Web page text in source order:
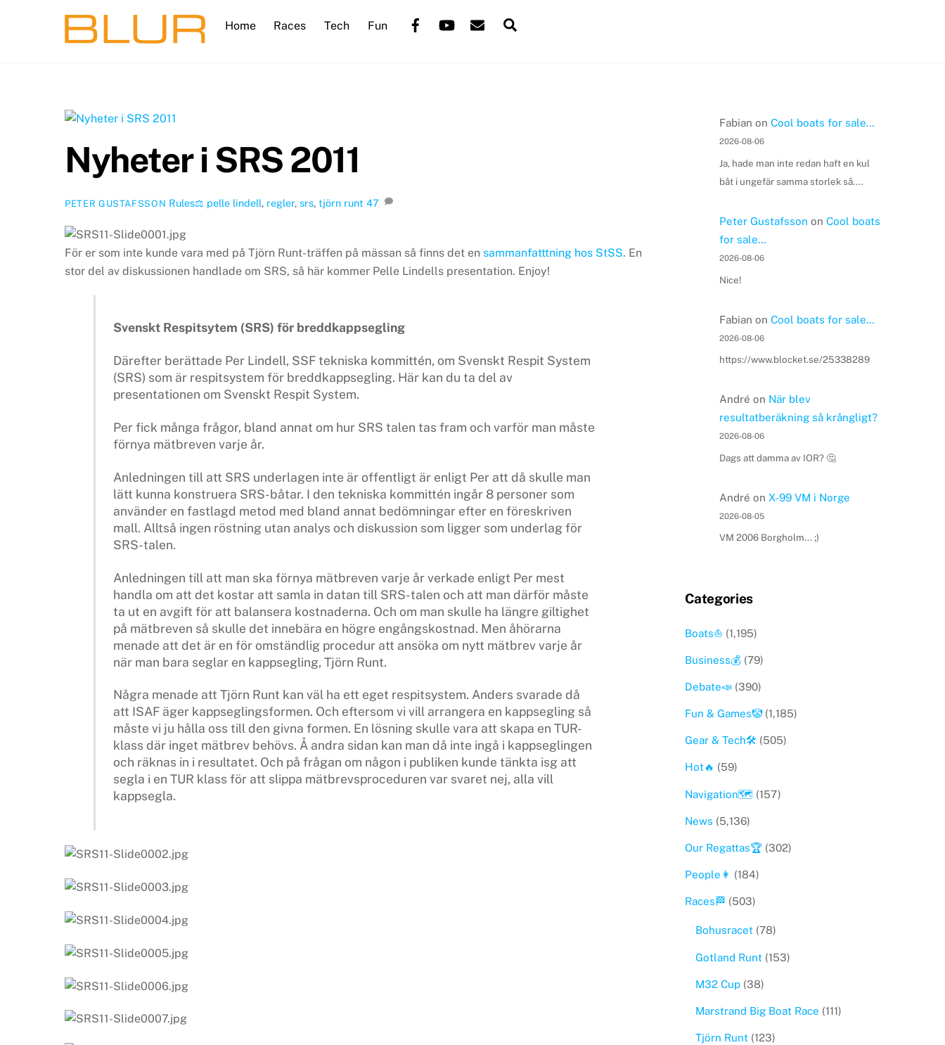
FacebookYouTubeMail
Home Races Tech Fun
Nyheter i SRS 2011
PETER GUSTAFSSON Rules⚖️ pelle lindell, regler,srs,tjörn runt 47
För er som inte kunde vara med på Tjörn Runt-träffen på mässan så finns det en sammanfatttning hos StSS. En
stor del av diskussionen handlade om SRS, så här kommer Pelle Lindells presentation. Enjoy!
Svenskt Respitsytem (SRS) för breddkappsegling
Därefter berättade Per Lindell, SSF tekniska kommittén, om Svenskt Respit System
(SRS) som är respitsystem för breddkappsegling. Här kan du ta del av
presentationen om Svenskt Respit System.
Per fick många frågor, bland annat om hur SRS talen tas fram och varför man måste
förnya mätbreven varje år.
Anledningen till att SRS underlagen inte är offentligt är enligt Per att då skulle man
lätt kunna konstruera SRS-båtar. I den tekniska kommittén ingår 8 personer som
använder en fastlagd metod med bland annat bedömningar efter en föreskriven
mall. Alltså ingen röstning utan analys och diskussion som ligger som underlag för
SRS-talen.
Anledningen till att man ska förnya mätbreven varje år verkade enligt Per mest
handla om att det kostar att samla in datan till SRS-talen och att man därför måste
ta ut en avgift för att balansera kostnaderna. Och om man skulle ha längre giltighet
på mätbreven så skulle det innebära en högre engångskostnad. Men åhörarna
menade att det är en för omständlig procedur att ansöka om nytt mätbrev varje år
när man bara seglar en kappsegling, Tjörn Runt.
Några menade att Tjörn Runt kan väl ha ett eget respitsystem. Anders svarade då
att ISAF äger kappseglingsformen. Och eftersom vi vill arrangera en kappsegling så
måste vi ju hålla oss till den givna formen. En lösning skulle vara att skapa en TUR-
klass där inget mätbrev behövs. Å andra sidan kan man då inte ingå i kappseglingen
och räknas in i resultatet. Och på frågan om någon i publiken kunde tänkta isg att
segla i en TUR klass för att slippa mätbrevsproceduren var svaret nej, alla vill
kappsegla.
Fabian on Cool boats for sale…
2026-08-06
Ja, hade man inte redan haft en kul
båt i ungefär samma storlek så....
Peter Gustafsson on Cool boats
for sale…
2026-08-06
Nice!
Fabian on Cool boats for sale…
2026-08-06
https://www.blocket.se/25338289
André on När blev
resultatberäkning så krångligt?
2026-08-06
Dags att damma av IOR? 🤔
André on X-99 VM i Norge
2026-08-05
VM 2006 Borgholm... ;)
Categories
Boats⛵️ (1,195)
Business💰 (79)
Debate📣(390)
Fun & Games🤡(1,185)
Gear & Tech🛠 (505)
Hot🔥 (59)
Navigation🗺 (157)
News (5,136)
Our Regattas🏆 (302)
People👩 (184)
Races🏁 (503)
Bohusracet(78)
Gotland Runt(153)
M32 Cup(38)
Marstrand Big Boat Race (111)
Tjörn Runt(123)
To